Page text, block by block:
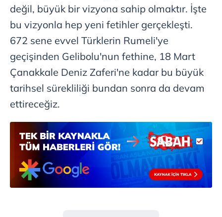
değil, büyük bir vizyona sahip olmaktır. İşte
bu vizyonla hep yeni fetihler gerçekleşti.
672 sene evvel Türklerin Rumeli'ye
geçişinden Gelibolu'nun fethine, 18 Mart
Çanakkale Deniz Zaferi'ne kadar bu büyük
tarihsel sürekliliği bundan sonra da devam
ettireceğiz.